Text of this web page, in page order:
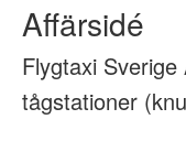
Affärsidé
Flygtaxi
tågstationer